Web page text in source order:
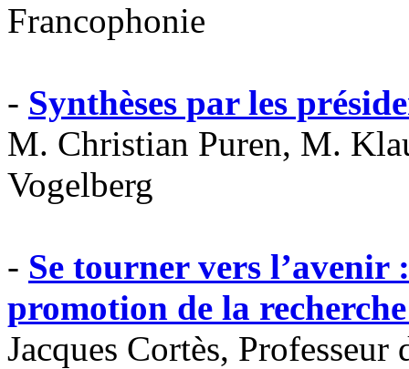
Francophonie
- Synthèses par les
M. Christian Puren, M.
Vogelberg
- Se tourner vers l’avenir
promotion de la
Jacques Cortès,